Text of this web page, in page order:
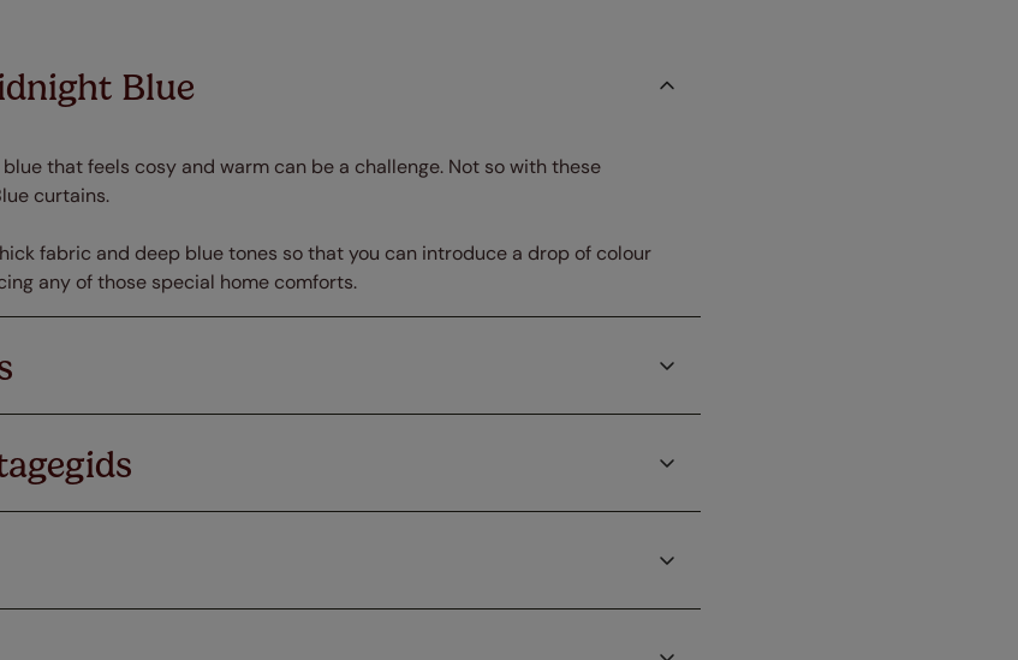
Blue
that feels cosy and warm can be a challenge. Not so with these
curtains.
fabric and deep blue tones so that you can introduce a drop of colour
any of those special home comforts.